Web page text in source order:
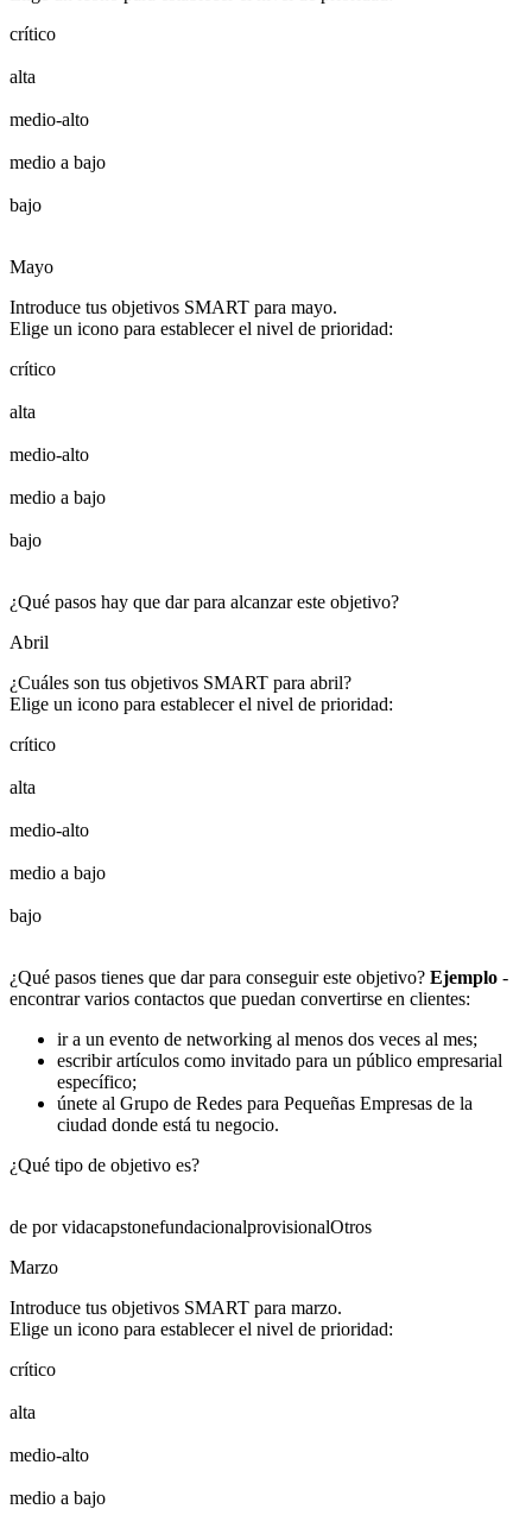
crítico
alta
medio-alto
medio a bajo
bajo
Mayo
Introduce tus objetivos SMART para mayo.
Elige un icono para establecer el nivel de prioridad:
crítico
alta
medio-alto
medio a bajo
bajo
¿Qué pasos hay que dar para alcanzar este objetivo?
Abril
¿Cuáles son tus objetivos SMART para abril?
Elige un icono para establecer el nivel de prioridad:
crítico
alta
medio-alto
medio a bajo
bajo
¿Qué pasos tienes que dar para conseguir este objetivo? Ejemplo -
encontrar varios contactos que puedan convertirse en clientes:
ir a un evento de networking al menos dos veces al mes;
escribir artículos como invitado para un público empresarial
específico;
únete al Grupo de Redes para Pequeñas Empresas de la
ciudad donde está tu negocio.
¿Qué tipo de objetivo es?
de por vidacapstonefundacionalprovisionalOtros
Marzo
Introduce tus objetivos SMART para marzo.
Elige un icono para establecer el nivel de prioridad:
crítico
alta
medio-alto
medio a bajo